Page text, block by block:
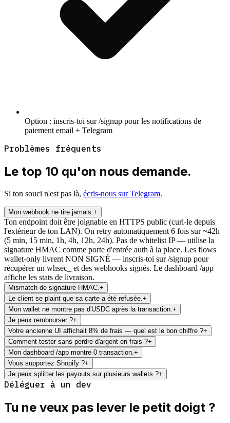
Option : inscris-toi sur /signup pour les notifications de
paiement email + Telegram
Problèmes fréquents
Le top 10 qu'on nous demande.
Si ton souci n'est pas là, écris-nous sur Telegram.
Mon webhook ne tire jamais.+
Ton endpoint doit être joignable en HTTPS public (curl-le depuis
l'extérieur de ton LAN). On retry automatiquement 6 fois sur ~42h
(5 min, 15 min, 1h, 4h, 12h, 24h). Pas de whitelist IP — utilise la
signature HMAC comme porte d'entrée auth à la place. Les flows
wallet-only livrent NON SIGNÉ — inscris-toi sur /signup pour
récupérer un whsec_ et des webhooks signés. Le dashboard /app
affiche les stats de livraison.
Mismatch de signature HMAC.+
Le client se plaint que sa carte a été refusée.+
Mon wallet ne montre pas d'USDC après la transaction.+
Je peux rembourser ?+
Votre ancienne UI affichait 8% de frais — quel est le bon chiffre ?+
Comment tester sans perdre d'argent en frais ?+
Mon dashboard /app montre 0 transaction.+
Vous supportez Shopify ?+
Je peux splitter les payouts sur plusieurs wallets ?+
Déléguer à un dev
Tu ne veux pas lever le petit doigt ?